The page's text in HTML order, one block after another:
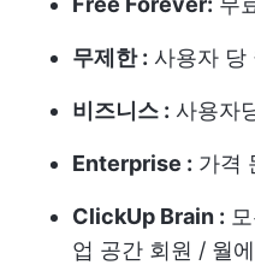
무제한 : 사용자 당
비즈니스 : 사용자
Enterprise : 가격
ClickUp Brain :
업 공간 회원 / 월